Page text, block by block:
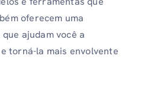
oferecem uma
ajudam você a
torná-la mais envolvente